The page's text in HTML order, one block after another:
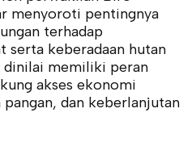
menyoroti pentingnya
terhadap
serta keberadaan hutan
dinilai memiliki peran
akses ekonomi
dan keberlanjutan